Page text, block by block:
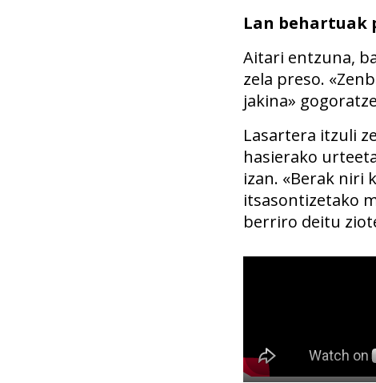
Lan behartuak
Aitari entzuna,
zela preso.
jakina»
Lasartera itzuli
hasierako
izan. «Berak niri
itsasontizetako
berriro deitu